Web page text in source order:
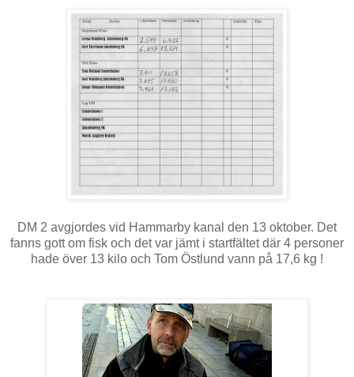
DM 2 avgjordes vid Hammarby kanal den 13 oktober. Det
fanns gott om fisk och det var jämt i startfältet där 4 personer
hade över 13 kilo och Tom Östlund vann på 17,6 kg !